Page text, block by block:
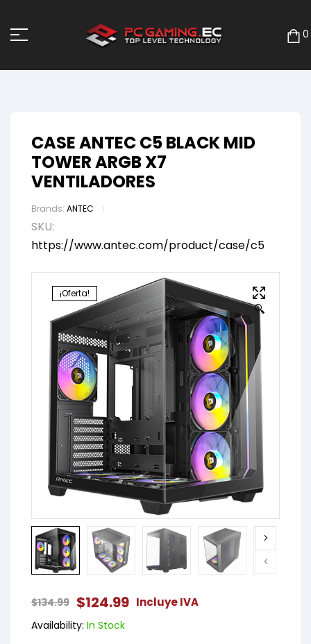
0
CASE ANTEC C5 BLACK MID
TOWER ARGB X7
VENTILADORES
Brands: ANTEC
SKU:
https://www.antec.com/product/case/c5
🔍
¡Oferta!
$134.99 $124.99 Incluye IVA
Availability: In Stock